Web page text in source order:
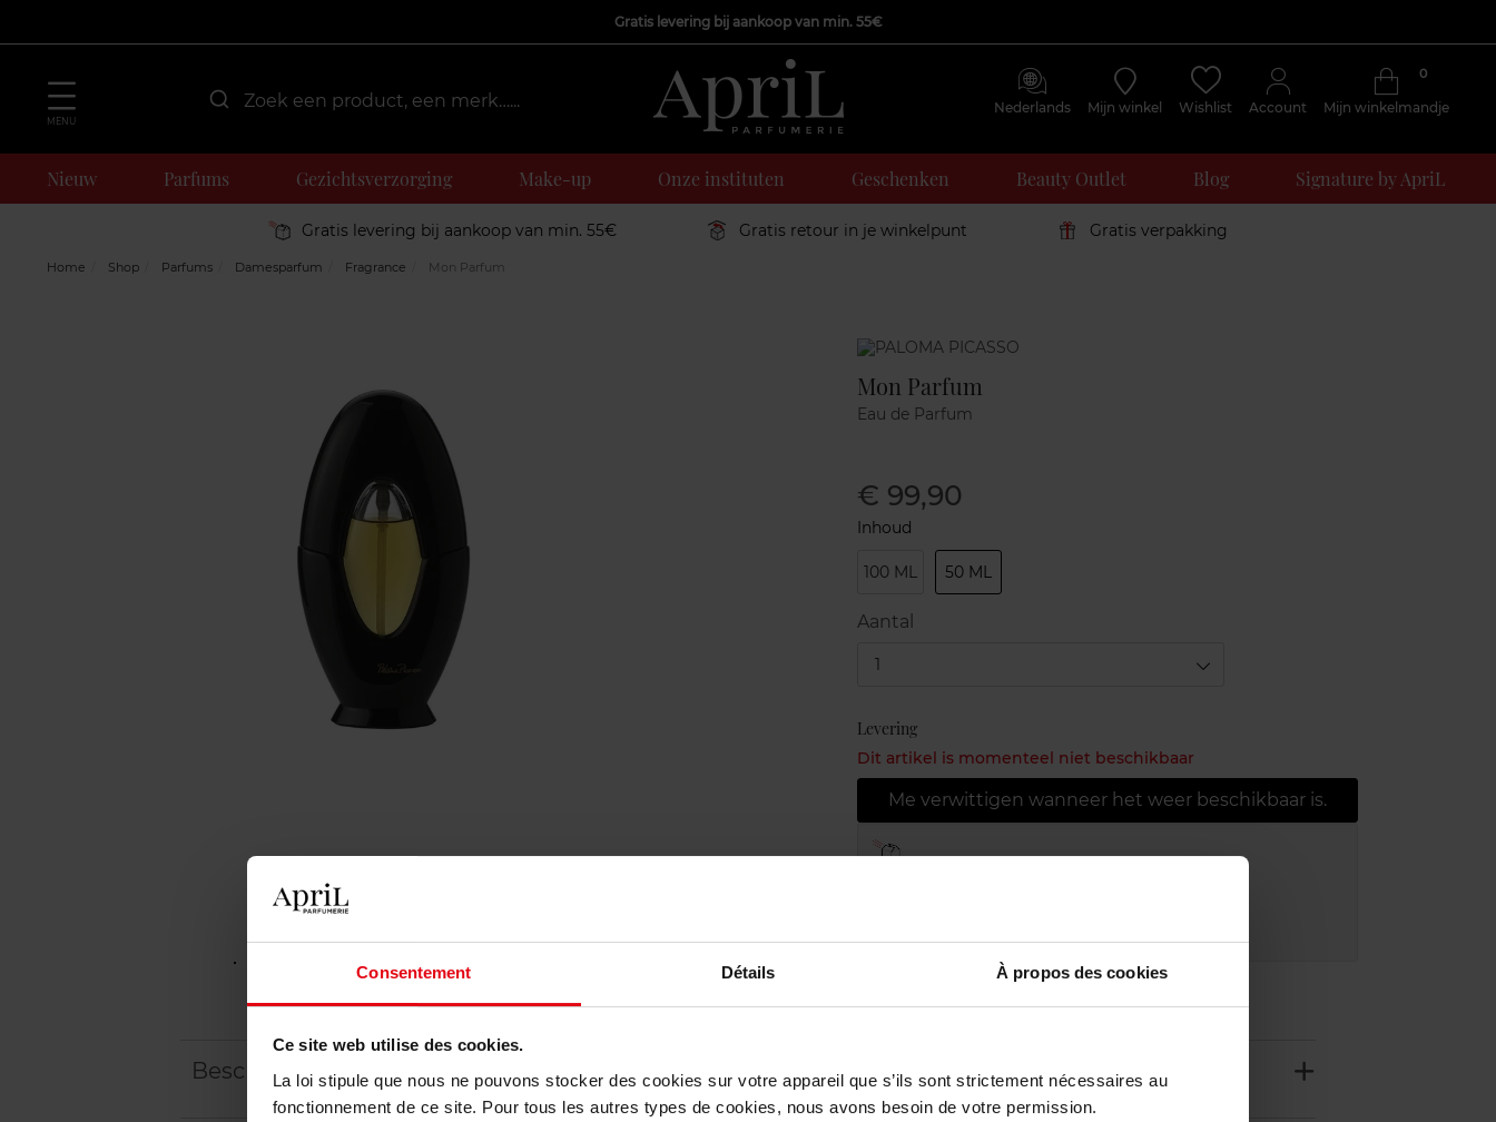
Consentement Détails À propos des cookies
Ce site web utilise des cookies.
La loi stipule que nous ne pouvons stocker des cookies sur votre appareil que s’ils sont strictement nécessaires au
fonctionnement de ce site. Pour tous les autres types de cookies, nous avons besoin de votre permission.
Gratis levering bij aankoop van min. 55€
MENU
Nederlands Mijn winkel Wishlist Account Mijn winkelmandje
0
Nieuw Parfums Gezichtsverzorging Make-up Onze instituten Geschenken Beauty Outlet Blog Signature by ApriL
Gratis levering bij aankoop van min. 55€ Gratis retour in je winkelpunt Gratis verpakking
Home Shop Parfums Damesparfum Fragrance Mon Parfum
Marque
Mon Parfum
Eau de Parfum
€ 99,90
Inhoud
100 ML 50 ML
Aantal
1
Levering
Dit artikel is momenteel niet beschikbaar
Me verwittigen wanneer het weer beschikbaar is.
Gratis verpakking
Beschrijving